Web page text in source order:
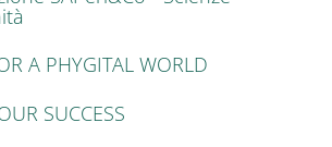
A PHYGITAL WORLD
SUCCESS